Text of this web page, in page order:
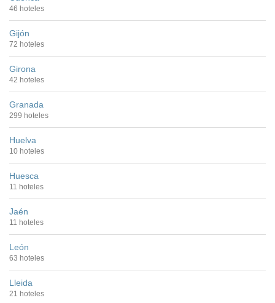
46 hoteles
Gijón
72 hoteles
Girona
42 hoteles
Granada
299 hoteles
Huelva
10 hoteles
Huesca
11 hoteles
Jaén
11 hoteles
León
63 hoteles
Lleida
21 hoteles